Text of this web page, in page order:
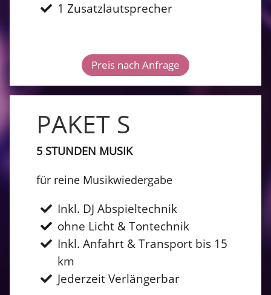
1 Zusatzlautsprecher
Preis nach Anfrage
PAKET S
5 STUNDEN MUSIK
für reine Musikwiedergabe
Inkl. DJ Abspieltechnik
ohne Licht & Tontechnik
Inkl. Anfahrt & Transport bis 15
km
Jederzeit Verlängerbar